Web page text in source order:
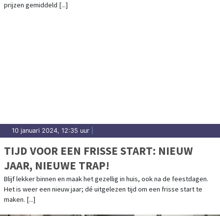
prijzen gemiddeld [...]
10 januari 2024, 12:35 uur
TIJD VOOR EEN FRISSE START: NIEUW
JAAR, NIEUWE TRAP!
Blijf lekker binnen en maak het gezellig in huis, ook na de feestdagen.
Het is weer een nieuw jaar; dé uitgelezen tijd om een frisse start te
maken. [...]